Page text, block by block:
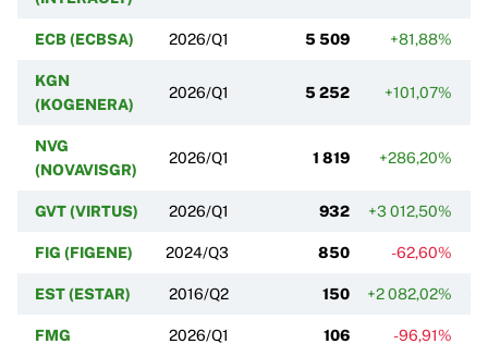
ECB (ECBSA) 2026/Q1 5 509 +81,88%
KGN
(KOGENERA)
2026/Q1 5 252 +101,07%
NVG
(NOVAVISGR)
2026/Q1 1 819 +286,20%
GVT (VIRTUS) 2026/Q1 932 +3 012,50%
FIG (FIGENE) 2024/Q3 850 -62,60%
EST (ESTAR) 2016/Q2 150 +2 082,02%
FMG 2026/Q1 106 -96,91%